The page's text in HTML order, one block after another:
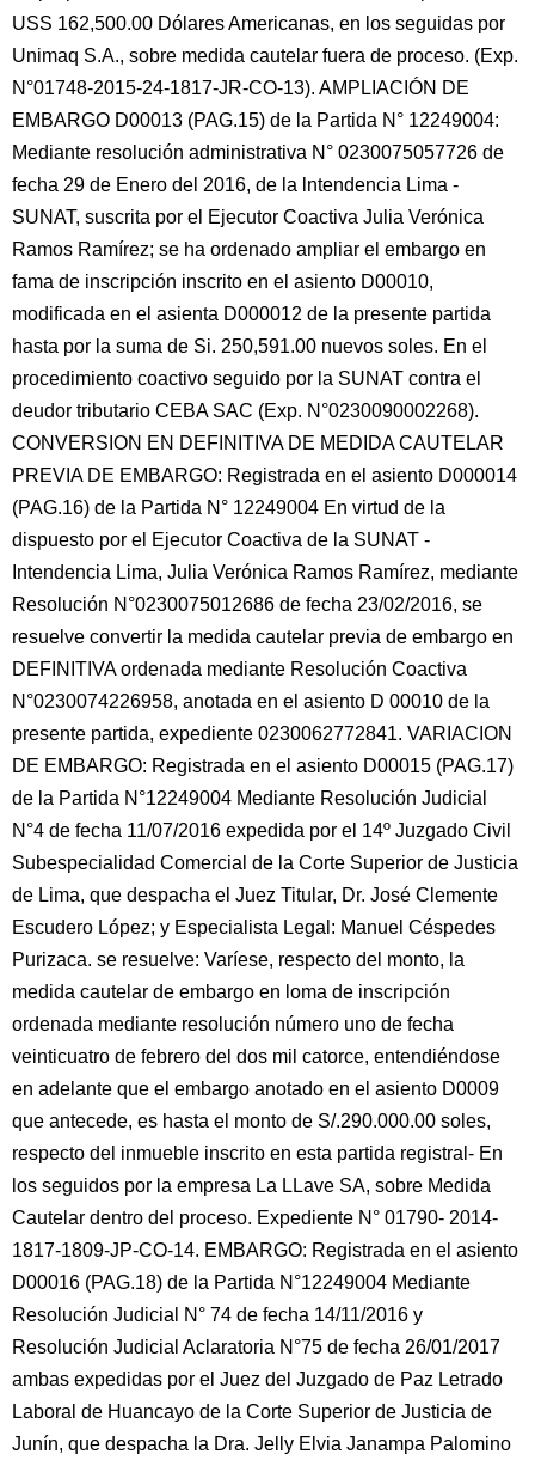
USS 162,500.00 Dólares Americanas, en los seguidas por
Unimaq S.A., sobre medida cautelar fuera de proceso. (Exp.
N°01748-2015-24-1817-JR-CO-13). AMPLIACIÓN DE
EMBARGO D00013 (PAG.15) de la Partida N° 12249004:
Mediante resolución administrativa N° 0230075057726 de
fecha 29 de Enero del 2016, de la lntendencia Lima -
SUNAT, suscrita por el Ejecutor Coactiva Julia Verónica
Ramos Ramírez; se ha ordenado ampliar el embargo en
fama de inscripción inscrito en el asiento D00010,
modificada en el asienta D000012 de la presente partida
hasta por la suma de Si. 250,591.00 nuevos soles. En el
procedimiento coactivo seguido por la SUNAT contra el
deudor tributario CEBA SAC (Exp. N°0230090002268).
CONVERSION EN DEFINITIVA DE MEDIDA CAUTELAR
PREVIA DE EMBARGO: Registrada en el asiento D000014
(PAG.16) de la Partida N° 12249004 En virtud de la
dispuesto por el Ejecutor Coactiva de la SUNAT -
Intendencia Lima, Julia Verónica Ramos Ramírez, mediante
Resolución N°0230075012686 de fecha 23/02/2016, se
resuelve convertir la medida cautelar previa de embargo en
DEFINITIVA ordenada mediante Resolución Coactiva
N°0230074226958, anotada en el asiento D 00010 de la
presente partida, expediente 0230062772841. VARIACION
DE EMBARGO: Registrada en el asiento D00015 (PAG.17)
de la Partida N°12249004 Mediante Resolución Judicial
N°4 de fecha 11/07/2016 expedida por el 14º Juzgado Civil
Subespecialidad Comercial de la Corte Superior de Justicia
de Lima, que despacha el Juez Titular, Dr. José Clemente
Escudero López; y Especialista Legal: Manuel Céspedes
Purizaca. se resuelve: Varíese, respecto del monto, la
medida cautelar de embargo en loma de inscripción
ordenada mediante resolución número uno de fecha
veinticuatro de febrero del dos mil catorce, entendiéndose
en adelante que el embargo anotado en el asiento D0009
que antecede, es hasta el monto de S/.290.000.00 soles,
respecto del inmueble inscrito en esta partida registral- En
los seguidos por la empresa La LLave SA, sobre Medida
Cautelar dentro del proceso. Expediente N° 01790- 2014-
1817-1809-JP-CO-14. EMBARGO: Registrada en el asiento
D00016 (PAG.18) de la Partida N°12249004 Mediante
Resolución Judicial N° 74 de fecha 14/11/2016 y
Resolución Judicial Aclaratoria N°75 de fecha 26/01/2017
ambas expedidas por el Juez del Juzgado de Paz Letrado
Laboral de Huancayo de la Corte Superior de Justicia de
Junín, que despacha la Dra. Jelly Elvia Janampa Palomino